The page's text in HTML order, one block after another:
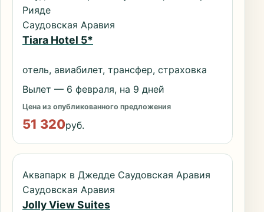
Рияде
Саудовская Аравия
Tiara Hotel 5*
отель, авиабилет, трансфер, страховка
Вылет — 6 февраля, на 9 дней
Цена из опубликованного предложения
51 320руб.
Аквапарк в Джедде Саудовская Аравия
Саудовская Аравия
Jolly View Suites